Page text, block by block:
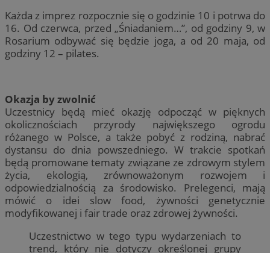
Każda z imprez rozpocznie się o godzinie 10 i potrwa do
16. Od czerwca, przed „Śniadaniem…”, od godziny 9, w
Rosarium odbywać się będzie joga, a od 20 maja, od
godziny 12 – pilates.
Okazja by zwolnić
Uczestnicy będą mieć okazję odpocząć w pięknych
okolicznościach przyrody największego ogrodu
różanego w Polsce, a także pobyć z rodziną, nabrać
dystansu do dnia powszedniego. W trakcie spotkań
będą promowane tematy związane ze zdrowym stylem
życia, ekologią, zrównoważonym rozwojem i
odpowiedzialnością za środowisko. Prelegenci, mają
mówić o idei slow food, żywności genetycznie
modyfikowanej i fair trade oraz zdrowej żywności.
Uczestnictwo w tego typu wydarzeniach to
trend, który nie dotyczy określonej grupy